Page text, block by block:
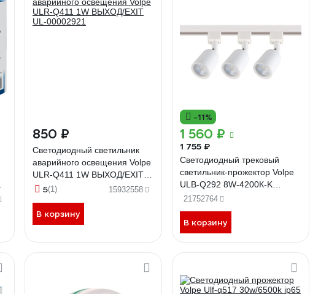
850 ₽
Светодиодный светильник
аварийного освещения Volpe
ULR-Q411 1W ВЫХОД/EXIT
UL-00002921
5(1) 15932558
В корзину
-11%
1 560 ₽
1 755 ₽
Светодиодный трековый
светильник-прожектор Volpe
ULB-Q292 8W-4200К-K
WHITE SET31 3 штуки на
коннектором UL-00006781
21752764
В корзину